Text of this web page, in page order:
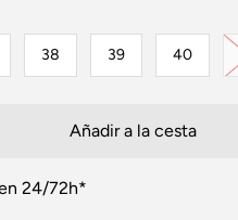
38 39 40
24/72h*